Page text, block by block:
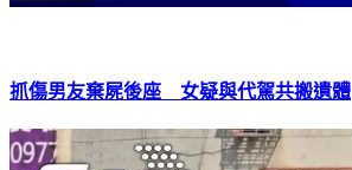
抓傷男友棄屍後座 女疑與代駕共搬遺體